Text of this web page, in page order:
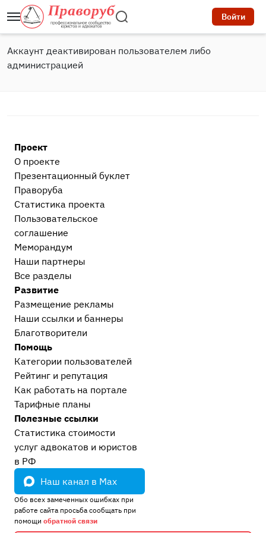
Войти
Аккаунт деактивирован пользователем либо
администрацией
Проект
О проекте
Презентационный букл​ет
Праворуба
Статистика проекта
Пользовательское
соглашение
Меморандум
Наши партнеры
Все разделы
Развитие
Размещение рекламы
Наши ссылки и баннеры
Благотворители
Помощь
Категории пользователей
Рейтинг и репутация
Как работать на портале
Тарифные планы
Полезные ссылки
Статистика стоимости
услуг адвокатов и юристов
в РФ
Наш канал в Max
Обо всех замеченных ошибках при
работе сайта просьба сообщать при
помощи обратной связи